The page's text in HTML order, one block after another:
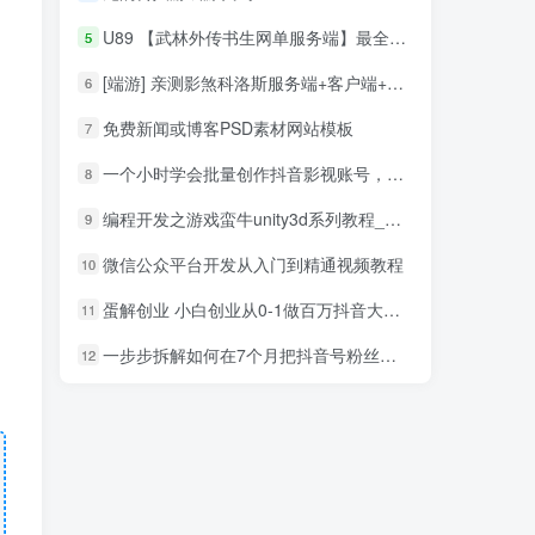
5 U89 【武林外传书生网单服务端】最全端带本副本全补丁带任务与NPC+商城编辑器游戏客户端源码
6 [端游] 亲测影煞科洛斯服务端+客户端+GM添加工具+修改工具
7 免费新闻或博客PSD素材网站模板
8 一个小时学会批量创作抖音影视账号，影视账号创作解析（附搬运模板）
9 编程开发之游戏蛮牛unity3d系列教程_游戏开发教程
10 微信公众平台开发从入门到精通视频教程
11 蛋解创业 小白创业从0-1做百万抖音大号 全套实战课
12 一步步拆解如何在7个月把抖音号粉丝做到1000万